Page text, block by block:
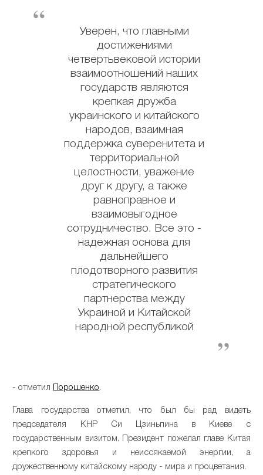
Уверен, что главными
достижениями
четвертьвековой истории
взаимоотношений наших
государств являются
крепкая дружба
украинского и китайского
народов, взаимная
поддержка суверенитета и
территориальной
целостности, уважение
друг к другу, а также
равноправное и
взаимовыгодное
сотрудничество. Все это -
надежная основа для
дальнейшего
плодотворного развития
стратегического
партнерства между
Украиной и Китайской
народной республикой
- отметил Порошенко.
Глава государства отметил, что был бы рад видеть
председателя КНР Си Цзиньпина в Киеве с
государственным визитом. Президент пожелал главе Китая
крепкого здоровья и неиссякаемой энергии, а
дружественному китайскому народу - мира и процветания.